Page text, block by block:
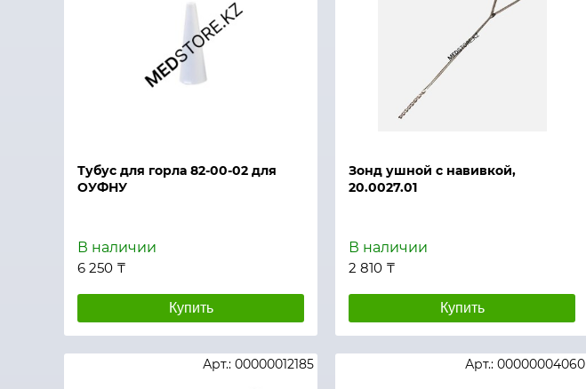
Тубус для горла 82-00-02 для
ОУФНУ
В наличии
6 250 ₸
Купить
Зонд ушной с навивкой,
20.0027.01
В наличии
2 810 ₸
Купить
Арт.: 00000012185 Арт.: 00000004060